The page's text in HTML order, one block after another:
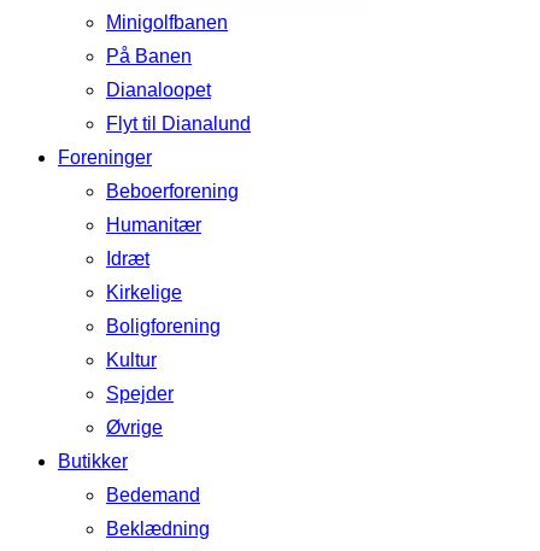
Minigolfbanen
På Banen
Dianaloopet
Flyt til Dianalund
Foreninger
Beboerforening
Humanitær
Idræt
Kirkelige
Boligforening
Kultur
Spejder
Øvrige
Butikker
Bedemand
Beklædning